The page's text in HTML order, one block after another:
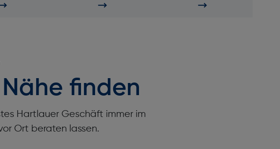
[Tag(e)]: bis zu 13finden
Hartlauer Geschäft immer im
Ort beraten lassen.